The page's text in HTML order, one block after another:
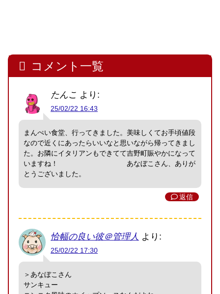
コメント一覧
たんこ より:
25/02/22 16:43
まんぺい食堂、行ってきました。美味しくてお手頃値段
なので近くにあったらいいなと思いながら帰ってきまし
た。お隣にイタリアンもできてて吉野町賑やかになって
いますね！ あなぼこさん、ありが
とうございました。
返信
恰幅の良い彼＠管理人 より:
25/02/22 17:30
＞あなぼこさん
サンキュー